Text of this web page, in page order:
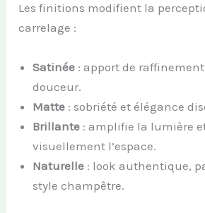
Les finitions modifient la
carrelage :
Satinée : apport de
douceur.
Matte : sobriété et élégance
Brillante : amplifie la lumière
visuellement l’espace.
Naturelle : look authentique,
style champêtre.